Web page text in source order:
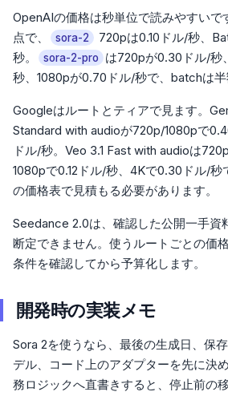
OpenAIの価格は秒単位で読みやすい
点で、
sora-2
720pは0.10ドル/秒、
秒。
sora-2-pro
は720pが0.30ドル/秒
秒、1080pが0.70ドル/秒で、batchは半
Googleはルートとティアで見ます。
Standard with audioが720p/1080pで
ドル/秒。Veo 3.1 Fast with audioは
1080pで0.12ドル/秒、4Kで0.30ドル/
の価格表で見積もる必要があります。
Seedance 2.0は、確認した公開一手資
断定できません。使うルートごとの価
条件を確認してから予算化します。
開発時の実装メモ
Sora 2を使うなら、最後の生成日、保
デル、コード上のアダプターを先に決
務ロジックへ直書きすると、停止前の